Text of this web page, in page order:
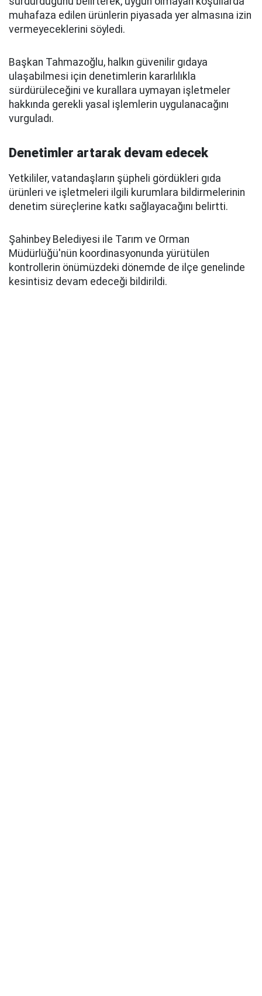
muhafaza edilen ürünlerin piyasada yer almasına izin
vermeyeceklerini söyledi.
Başkan Tahmazoğlu, halkın güvenilir gıdaya
ulaşabilmesi için denetimlerin kararlılıkla
sürdürüleceğini ve kurallara uymayan işletmeler
hakkında gerekli yasal işlemlerin uygulanacağını
vurguladı.
Denetimler artarak devam edecek
Yetkililer, vatandaşların şüpheli gördükleri gıda
ürünleri ve işletmeleri ilgili kurumlara bildirmelerinin
denetim süreçlerine katkı sağlayacağını belirtti.
Şahinbey Belediyesi ile Tarım ve Orman
Müdürlüğü'nün koordinasyonunda yürütülen
kontrollerin önümüzdeki dönemde de ilçe genelinde
kesintisiz devam edeceği bildirildi.